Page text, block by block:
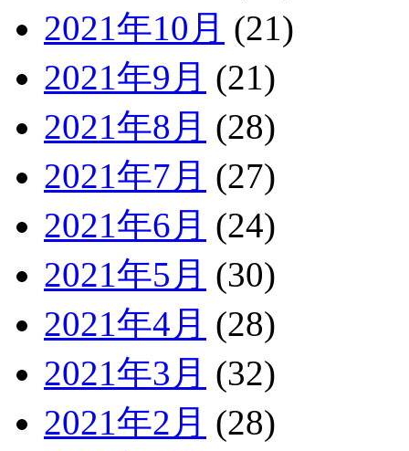
2021年10月 (21)
2021年9月 (21)
2021年8月 (28)
2021年7月 (27)
2021年6月 (24)
2021年5月 (30)
2021年4月 (28)
2021年3月 (32)
2021年2月 (28)